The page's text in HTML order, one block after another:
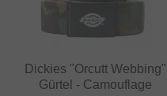
Dickies "Orcutt Webbing"
Gürtel - Camouflage